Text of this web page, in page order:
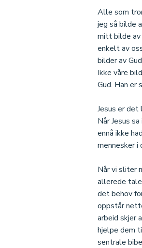
Alle som
jeg så bilde
mitt bilde
enkelt av
bilder av
Ikke våre
Gud. Han er
Jesus er det
Når Jesus
ennå ikke
mennesker i
Når vi sliter
allerede
det behov
oppstår
arbeid skjer
hjelpe dem
sentrale